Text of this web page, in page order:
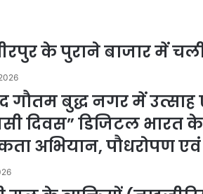
के पुराने बाजार में
बुद्ध नगर में उत्साह
दिवस” डिजिटल
अभियान, पौधरोपण